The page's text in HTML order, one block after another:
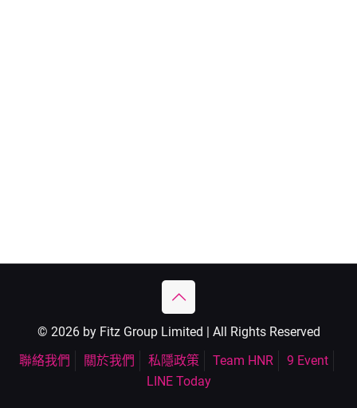
© 2026 by Fitz Group Limited | All Rights Reserved
聯絡我們
關於我們 私隱政策 Team HNR
9 Event
LINE Today